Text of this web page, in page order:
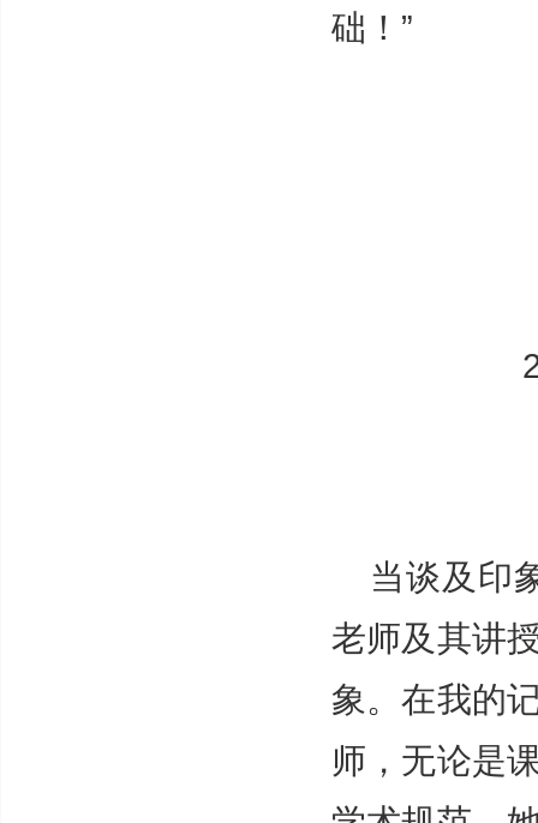
础！”
当谈及印
老师及其讲
象。在我的
师，无论是